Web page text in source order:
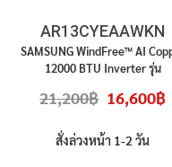
AR13CYEAAWKN
SAMSUNG WindFree™ AI
12000 BTU Inverter รุ่น
ศูนย์ ราคาไม่รวมติดตั้ง
21,200฿ Original
price
21,200฿.
16,600฿
สั่งล่วงหน้า 1-2 วัน